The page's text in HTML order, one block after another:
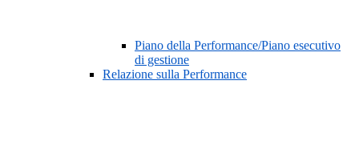
Piano della Performance/Piano esecutivo
di gestione
Relazione sulla Performance